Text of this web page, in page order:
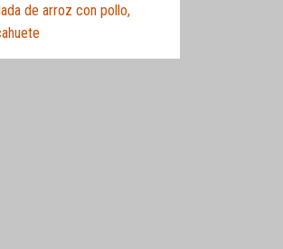
de arroz con pollo,